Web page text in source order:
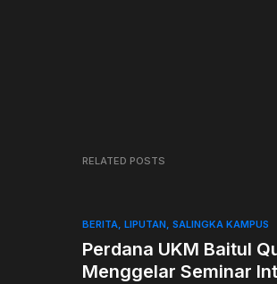
RELATED POSTS
BERITA LIPUTAN SALINGKA KAMPUS
Perdana UKM Baitul
Menggelar Seminar